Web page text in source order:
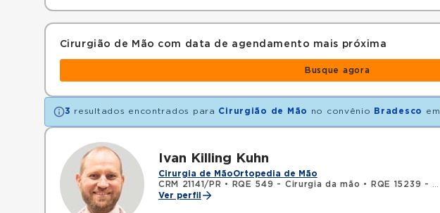
Cirurgião de Mão com data de agendamento mais próxima
Busque agora
3 resultados encontrados para Cirurgião de Mão no convênio Bradesco em
Ivan Killing Kuhn
Cirurgia de MãoOrtopedia de Mão
CRM 21141/PR • RQE 549 - Cirurgia da mão •
RQE 15239 - Ortopedia e traumatologia
Ver perfil